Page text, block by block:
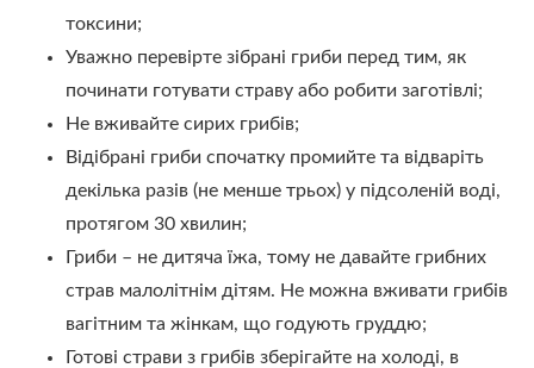
токсини;
Уважно перевірте зібрані гриби перед тим, як
починати готувати страву або робити заготівлі;
Не вживайте сирих грибів;
Відібрані гриби спочатку промийте та відваріть
декілька разів (не менше трьох) у підсоленій воді,
протягом 30 хвилин;
Гриби – не дитяча їжа, тому не давайте грибних
страв малолітнім дітям. Не можна вживати грибів
вагітним та жінкам, що годують груддю;
Готові страви з грибів зберігайте на холоді, в